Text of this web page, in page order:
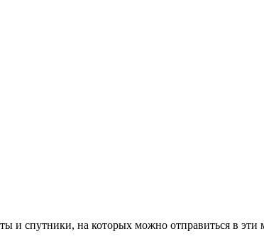
и спутники, на которых можно отправиться в